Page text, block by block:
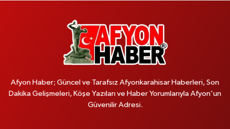
Afyon Haber; Güncel ve Tarafsız Afyonkarahisar Haberleri, Son
Dakika Gelişmeleri, Köşe Yazıları ve Haber Yorumlarıyla Afyon'un
Güvenilir Adresi.